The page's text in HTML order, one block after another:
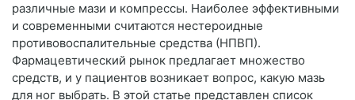
различные мази и компрессы. Наиболее эффективными
и современными считаются нестероидные
противовоспалительные средства (НПВП).
Фармацевтический рынок предлагает множество
средств, и у пациентов возникает вопрос, какую мазь
для ног выбрать. В этой статье представлен список